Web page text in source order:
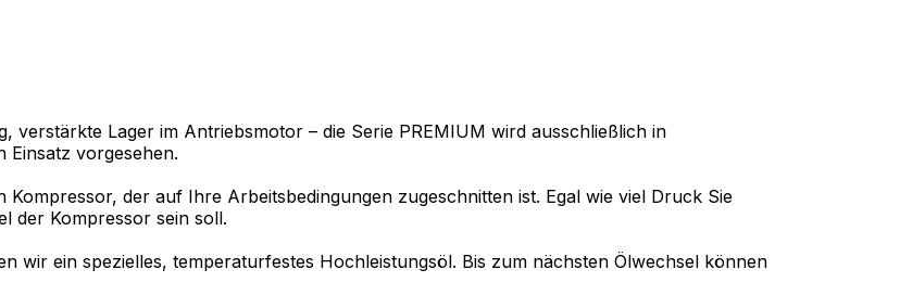
verstärkte Lager im Antriebsmotor – die Serie PREMIUM wird ausschließlich in
Einsatz vorgesehen.
der auf Ihre Arbeitsbedingungen zugeschnitten ist. Egal wie viel Druck Sie
der Kompressor sein soll.
wir ein spezielles, temperaturfestes Hochleistungsöl. Bis zum nächsten Ölwechsel können